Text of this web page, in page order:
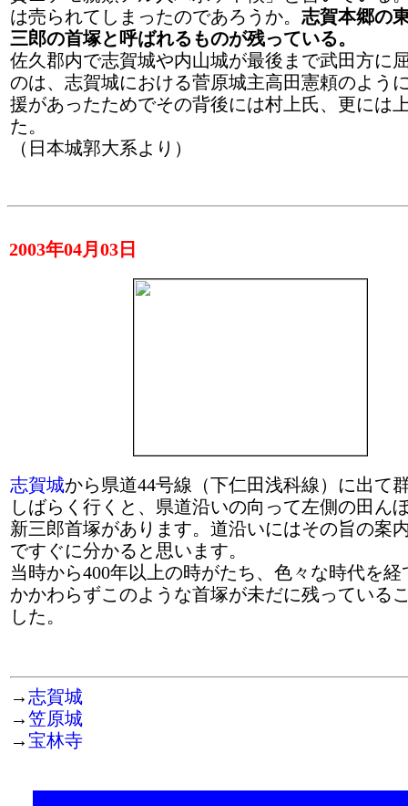
は売られてしまったのであろうか。 志賀本郷の
三郎の首塚と呼ばれるものが残っている。
佐久郡内で志賀城や内山城が最後まで武田方に
のは、志賀城における菅原城主高田憲頼のよう
援があったためでその背後には村上氏、更には
た。
（日本城郭大系より）
2003年04月03日
志賀城から県道44号線（下仁田浅科線）に出て
しばらく行くと、県道沿いの向って左側の田ん
新三郎首塚があります。道沿いにはその旨の案
ですぐに分かると思います。
当時から400年以上の時がたち、色々な時代を経
かかわらずこのような首塚が未だに残っている
した。
→志賀城
→笠原城
→ 宝林寺